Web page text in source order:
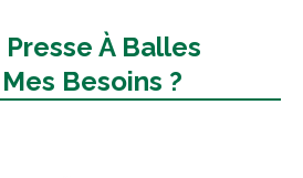
À Balles
Besoins ?